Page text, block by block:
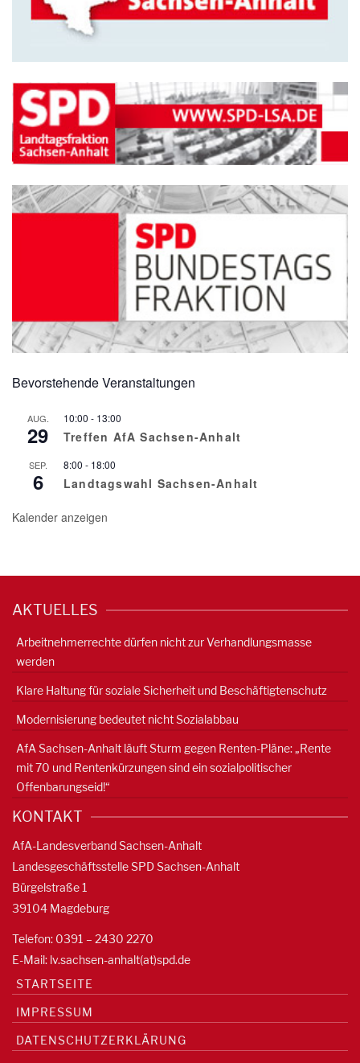
Bevorstehende Veranstaltungen
AUG.
29
10:00 - 13:00
Treffen AfA Sachsen-Anhalt
SEP.
6
8:00 - 18:00
Landtagswahl Sachsen-Anhalt
Kalender anzeigen
AKTUELLES
Arbeitnehmerrechte dürfen nicht zur Verhandlungsmasse
werden
Klare Haltung für soziale Sicherheit und Beschäftigtenschutz
Modernisierung bedeutet nicht Sozialabbau
AfA Sachsen-Anhalt läuft Sturm gegen Renten-Pläne: „Rente
mit 70 und Rentenkürzungen sind ein sozialpolitischer
Offenbarungseid!“
KONTAKT
AfA-Landesverband Sachsen-Anhalt
Landesgeschäftsstelle SPD Sachsen-Anhalt
Bürgelstraße 1
39104 Magdeburg
Telefon: 0391 – 2430 2270
E-Mail: lv.sachsen-anhalt(at)spd.de
STARTSEITE
IMPRESSUM
DATENSCHUTZERKLÄRUNG